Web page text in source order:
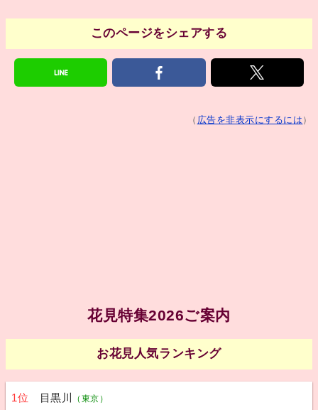
このページをシェアする
（ 広告を非表示にするには ）
花見特集2026ご案内
お花見人気ランキング
1位 目黒川 （東京）